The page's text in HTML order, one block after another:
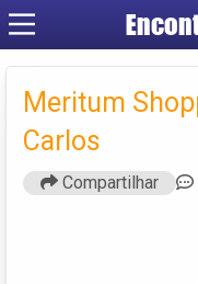
Meritum
Carlos
Compartilhar